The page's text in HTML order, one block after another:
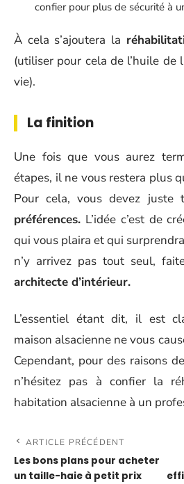
confier pour plus de sécurité à
À cela s’ajoutera la
(utiliser pour cela de l’huile
vie).
La finition
Une fois que vous aurez
étapes, il ne vous restera plus
Pour cela, vous devez juste
préférences. L’idée c’est de
qui vous plaira et qui
n’y arrivez pas tout seul,
architecte d’intérieur.
L’essentiel étant dit, il est
maison alsacienne ne vous
Cependant, pour des raisons
n’hésitez pas à confier la
habitation alsacienne à un
ARTICLE PRÉCÉDENT
Les bons plans pour acheter
un taille-haie à petit prix